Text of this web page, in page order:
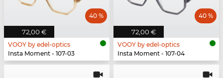
72,00 €
40 %
VOOY by edel-optics
Insta Moment - 107-03
72,00 €
40 %
VOOY by edel-optics
Insta Moment - 107-04